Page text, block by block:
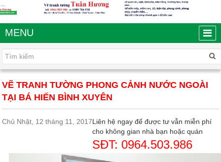
MENU
VẼ TRANH TƯỜNG PHONG CẢNH NƯỚC NGOÀI
TẠI BÁ HIẾN BÌNH XUYÊN
Chủ Nhật, 12 tháng 11, 2017Liên hệ ngay để được tư vẫn miễn phí
cho không gian nhà bạn hoặc quán
SĐT: 0964.503.986